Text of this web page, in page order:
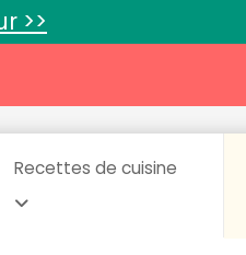
>>
Recettes de cuisine